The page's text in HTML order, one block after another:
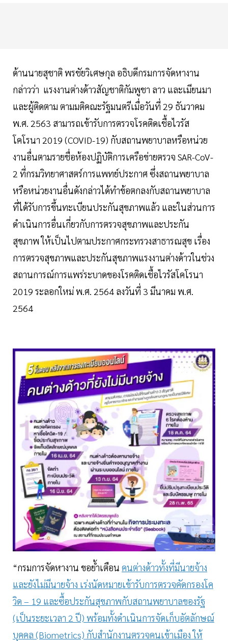
ด้านนายสุชาติ พรชัยวิเศษกุล อธิบดีกรมการจัดหางาน
กล่าวว่า แรงงานต่างด้าวสัญชาติกัมพูชา ลาว และเมียนมา
และผู้ติดตาม ตามมติคณะรัฐมนตรีเมื่อวันที่ 29 ธันวาคม
พ.ศ. 2563 สามารถเข้ารับการตรวจโรคติดเชื้อไวรัส
โคโรนา 2019 (COVID-19) กับสถานพยาบาลหรือหน่วย
งานอื่นตามรายชื่อห้องปฏิบัติการเครือข่ายตรวจ SAR-CoV-
2 ที่กรมวิทยาศาสตร์การแพทย์ประกาศ ซึ่งสถานพยาบาล
หรือหน่วยงานอื่นดังกล่าวได้ทำข้อตกลงกับสถานพยาบาล
ที่ได้รับการขึ้นทะเบียนประกันสุขภาพแล้ว และในส่วนการ
ดำเนินการอื่นเกี่ยวกับการตรวจสุขภาพและประกัน
สุขภาพ ให้เป็นไปตามประกาศกระทรวงสาธารณสุข เรื่อง
การตรวจสุขภาพและประกันสุขภาพแรงงานต่างด้าวในช่วง
สถานการณ์การแพร่ระบาดของโรคติดเชื้อไวรัสโคโรนา
2019 ระลอกใหม่ พ.ศ. 2564 ลงวันที่ 3 มีนาคม พ.ศ.
2564
“กรมการจัดหางาน ขอย้ำเตือน คนต่างด้าวทั้งที่มีนายจ้าง
และยังไม่มีนายจ้าง เร่งนัดหมายเข้ารับการตรวจคัดกรองโค
วิด – 19 และซื้อประกันสุขภาพกับสถานพยาบาลของรัฐ
(เป็นระยะเวลา 2 ปี) พร้อมทั้งดำเนินการจัดเก็บอัตลักษณ์
บุคคล (Biometrics) กับสำนักงานตรวจคนเข้าเมือง ให้